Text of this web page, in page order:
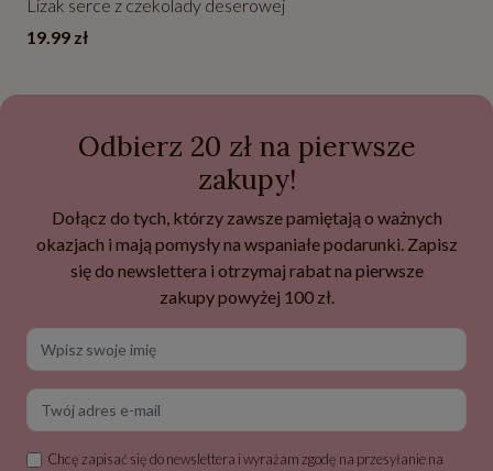
Lizak serce z czekolady deserowej
19.99 zł
Odbierz 20 zł na pierwsze
zakupy!
Dołącz do tych, którzy zawsze pamiętają o ważnych
okazjach i mają pomysły na wspaniałe podarunki. Zapisz
się do newslettera i otrzymaj rabat na pierwsze
zakupy powyżej 100 zł.
Chcę zapisać się do newslettera i wyrażam zgodę na przesyłanie na